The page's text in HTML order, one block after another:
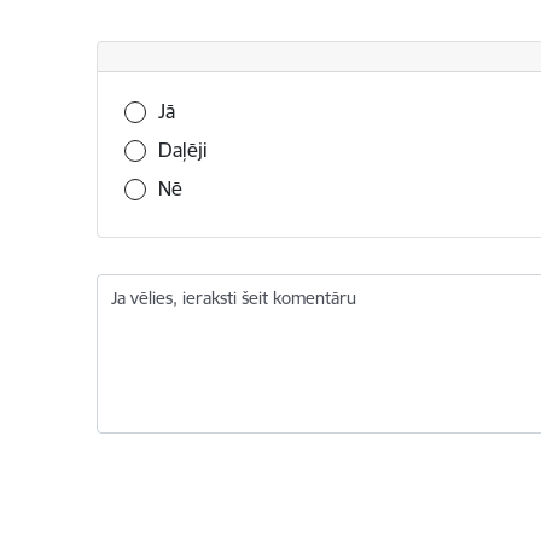
Vai šī informācija bija noderīga?
Jā
Daļēji
Nē
Ja vēlies, ieraksti šeit komentāru